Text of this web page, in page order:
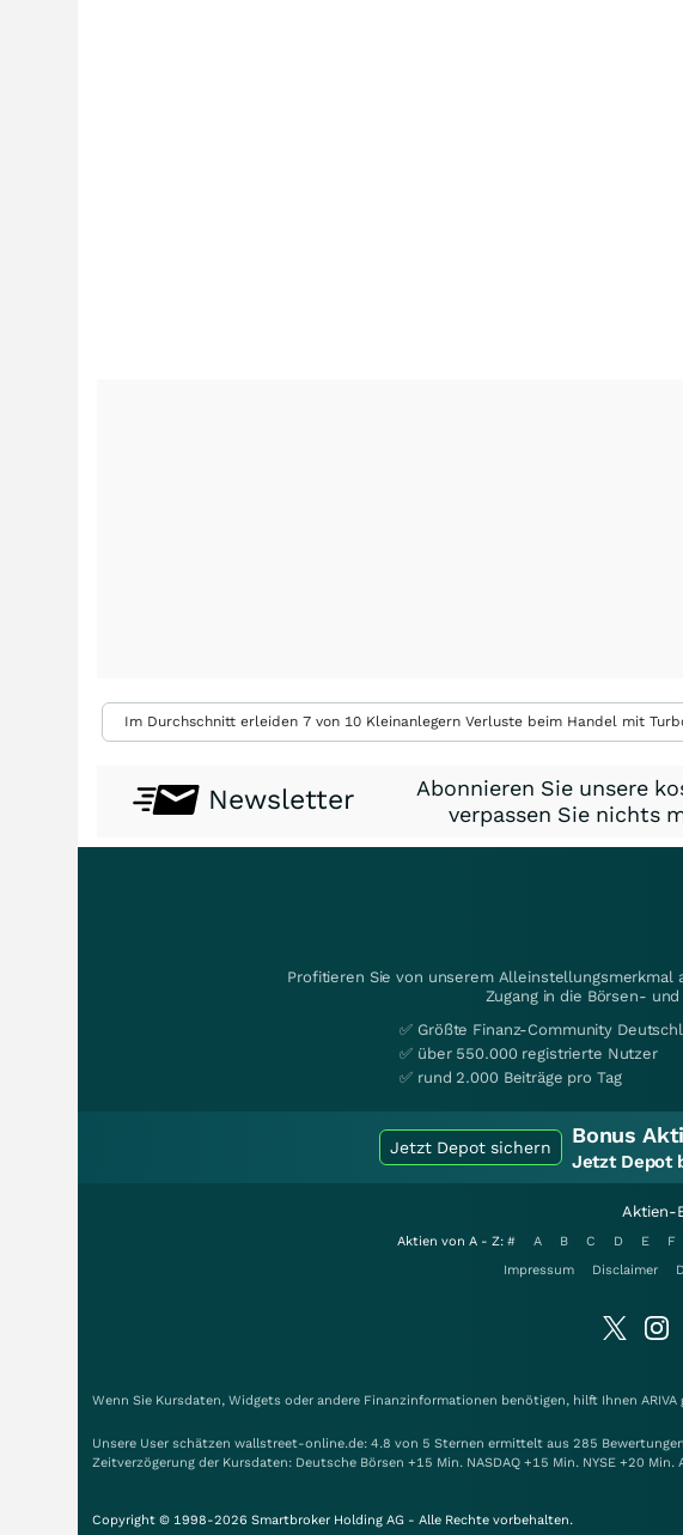
Im Durchschnitt erleiden 7 von 10 Kleinanlegern Verluste beim Handel mit
Newsletter
Abonnieren Sie unsere
verpassen Sie nichts
Profitieren Sie von unserem
Zugang in die Börsen-
✅ Größte Finanz-Community
✅ über 550.000 registrierte Nutzer
✅ rund 2.000 Beiträge pro Tag
Jetzt Depot sichern Bonus
Jetzt Depot
Aktien-
Aktien von A - Z: # A B C D E F
Impressum
Disclaimer
Wenn Sie Kursdaten, Widgets oder andere Finanzinformationen benötigen, hilft Ihnen ARIVA
Unsere User schätzen wallstreet-online.de: 4.8 von 5 Sternen ermittelt aus 285
Zeitverzögerung der Kursdaten: Deutsche Börsen +15 Min. NASDAQ +15 Min. NYSE +20
Copyright © 1998-2026 Smartbroker Holding AG - Alle Rechte vorbehalten.